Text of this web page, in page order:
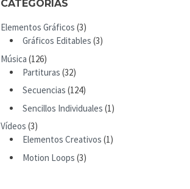
C
F
CATEGORIAS
Elementos Gráficos (3)
Gráficos Editables (3)
Música (126)
Partituras (32)
Secuencias (124)
Sencillos Individuales (1)
Vídeos (3)
Elementos Creativos (1)
Motion Loops (3)